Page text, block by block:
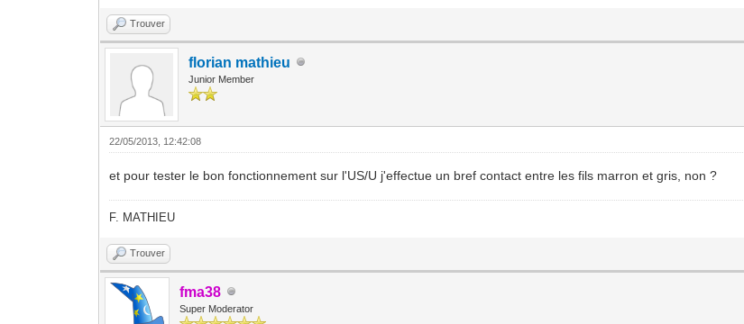
Trouver
florian mathieu
Junior Member
22/05/2013, 12:42:08
et pour tester le bon fonctionnement sur l'US/U j'effectue un bref contact entre les fils marron et gris, non ?
F. MATHIEU
Trouver
fma38
Super Moderator